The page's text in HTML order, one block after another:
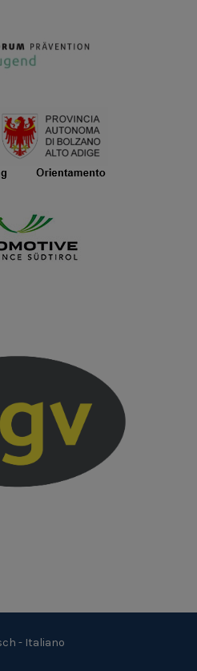
- Italiano